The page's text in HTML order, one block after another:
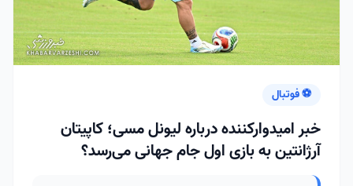
⚽ فوتبال
خبر امیدوارکننده درباره لیونل مسی؛ کاپیتان
آرژانتین به بازی اول جام جهانی می‌رسد؟